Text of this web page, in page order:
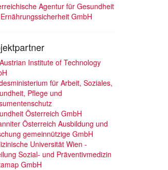
Agentur für Gesundheit
GmbH
Institute of Technology
für Arbeit, Soziales,
Pflege und
Österreich GmbH
Österreich Ausbildung und
gemeinnützige GmbH
Universität Wien -
Sozial- und Präventivmedizin
GmbH